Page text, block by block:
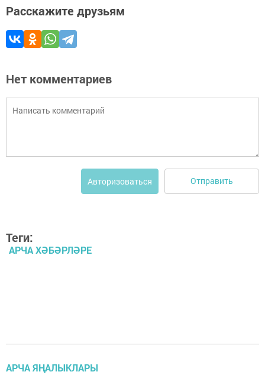
Расскажите друзьям
Нет комментариев
Авторизоваться Отправить
Теги:
АРЧА ХӘБӘРЛӘРЕ
АРЧА ЯҢАЛЫКЛАРЫ